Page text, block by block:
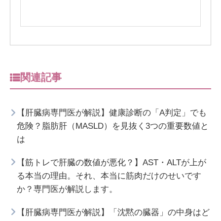
関連記事
【肝臓病専門医が解説】健康診断の「A判定」でも
危険？脂肪肝（MASLD）を見抜く3つの重要数値と
は
【筋トレで肝臓の数値が悪化？】AST・ALTが上が
る本当の理由。それ、本当に筋肉だけのせいです
か？専門医が解説します。
【肝臓病専門医が解説】「沈黙の臓器」の中身はど